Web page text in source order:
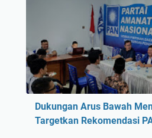
I
n
g
g
Dukungan Arus Bawah
Targetkan Rekomendasi